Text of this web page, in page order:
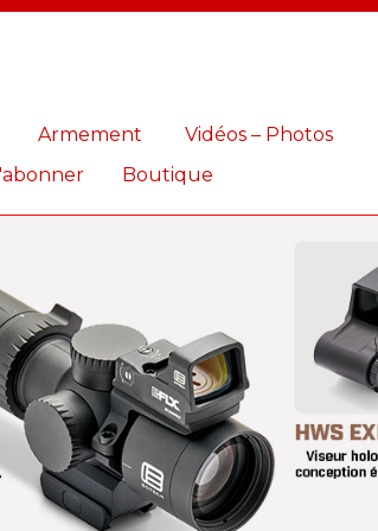
Armement
Vidéos – Photos
Boutique